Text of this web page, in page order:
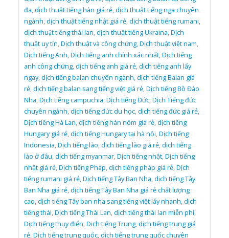
đa,dịch thuật tiếng hàn giá rẻ,dịch thuật tiếng nga chuyên
ngành,dịch thuật tiếng nhật giá rẻ,dịch thuật tiếng rumani,
dịch thuật tiếng thái lan,dịch thuật tiếng Ukraina,Dịch
thuật uy tín,Dịch thuật và công chứng,Dịch thuật việt nam,
Dịch tiếng Anh,Dịch tiếng anh chính xác nhất,Dịch tiếng
anh công chứng,dịch tiếng anh giá rẻ,dịch tiếng anh lấy
ngay,dịch tiếng balan chuyên ngành,dịch tiếng Balan giá
rẻ,dịch tiếng balan sang tiếng việt giá rẻ,Dịch tiếng Bồ Đào
Nha,Dịch tiếng campuchia,Dịch tiếng Đức,Dịch Tiếng đức
chuyên ngành,dịch tiếng đức du học,dịch tiếng đức giá rẻ,
Dịch tiếng Hà Lan,dịch tiếng hán nôm giá rẻ,dịch tiếng
Hungary giá rẻ,dịch tiếng Hungary tại hà nội,Dịch tiếng
Indonesia,Dịch tiếng lào,dịch tiếng lào giá rẻ,dịch tiếng
lào ở đâu,dịch tiếng myanmar,Dịch tiếng nhật,Dịch tiếng
nhật giá rẻ,Dịch tiếng Pháp,dịch tiếng pháp giá rẻ,Dịch
tiếng rumani giá rẻ,Dịch tiếng Tây Ban Nha,dịch tiếng Tây
Ban Nha giá rẻ,dịch tiếng Tây Ban Nha giá rẻ chất lượng
cao,dịch tiếng Tây ban nha sang tiếng việt lấy nhanh,dịch
tiếng thái,Dịch tiếng Thái Lan,dịch tiếng thái lan miễn phí,
Dịch tiếng thụy điển,Dịch tiếng Trung,dịch tiếng trung giá
rẻ,Dịch tiếng trung quốc,dịch tiếng trung quốc chuyên